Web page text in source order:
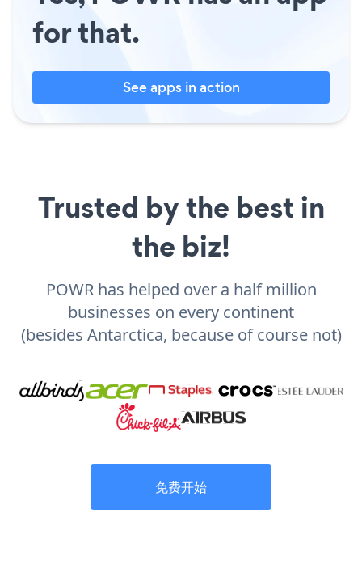
for that.
See apps in action
Trusted by the best in
the biz!
POWR has helped over a half million
businesses on every continent
(besides Antarctica, because of course not)
免费开始